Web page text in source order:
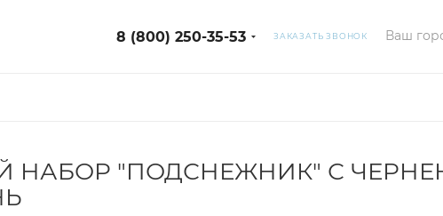
8 (800) 250-35-53 ЗАКАЗАТЬ ЗВОНОК Ваш
НАБОР "ПОДСНЕЖНИК" С